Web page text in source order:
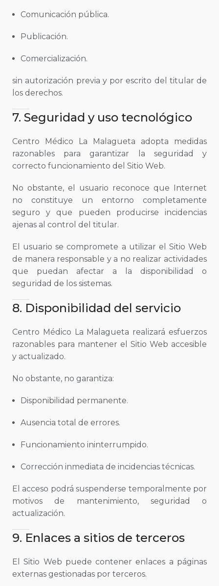
Comunicación pública.
Publicación.
Comercialización.
sin autorización previa y por escrito del titular de
los derechos.
7. Seguridad y uso tecnológico
Centro Médico La Malagueta adopta medidas
razonables para garantizar la seguridad y
correcto funcionamiento del Sitio Web.
No obstante, el usuario reconoce que Internet
no constituye un entorno completamente
seguro y que pueden producirse incidencias
ajenas al control del titular.
El usuario se compromete a utilizar el Sitio Web
de manera responsable y a no realizar actividades
que puedan afectar a la disponibilidad o
seguridad de los sistemas.
8. Disponibilidad del servicio
Centro Médico La Malagueta realizará esfuerzos
razonables para mantener el Sitio Web accesible
y actualizado.
No obstante, no garantiza:
Disponibilidad permanente.
Ausencia total de errores.
Funcionamiento ininterrumpido.
Corrección inmediata de incidencias técnicas.
El acceso podrá suspenderse temporalmente por
motivos de mantenimiento, seguridad o
actualización.
9. Enlaces a sitios de terceros
El Sitio Web puede contener enlaces a páginas
externas gestionadas por terceros.